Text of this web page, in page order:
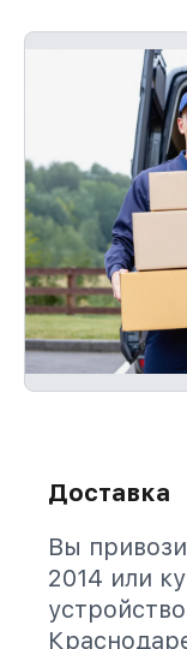
Доставка
Вы
2014 или